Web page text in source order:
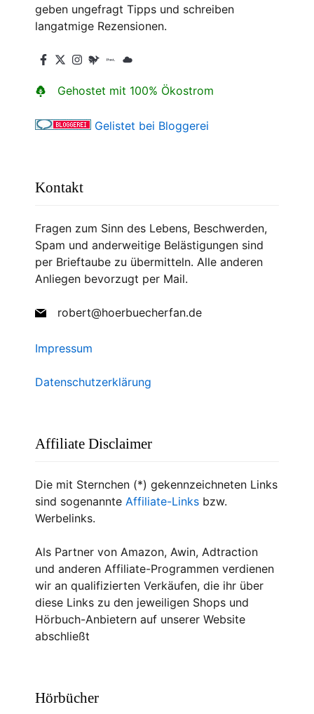
geben ungefragt Tipps und schreiben
langatmige Rezensionen.
Gehostet mit 100% Ökostrom
Gelistet bei Bloggerei
Kontakt
Fragen zum Sinn des Lebens, Beschwerden,
Spam und anderweitige Belästigungen sind
per Brieftaube zu übermitteln. Alle anderen
Anliegen bevorzugt per Mail.
robert@hoerbuecherfan.de
Impressum
Datenschutzerklärung
Affiliate Disclaimer
Die mit Sternchen (*) gekennzeichneten Links
sind sogenannte Affiliate-Links bzw.
Werbelinks.
Als Partner von Amazon, Awin, Adtraction
und anderen Affiliate-Programmen verdienen
wir an qualifizierten Verkäufen, die ihr über
diese Links zu den jeweiligen Shops und
Hörbuch-Anbietern auf unserer Website
abschließt
Hörbücher